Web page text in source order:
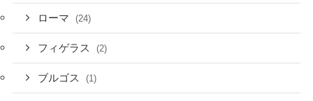
ローマ (24)
フィゲラス (2)
ブルゴス (1)